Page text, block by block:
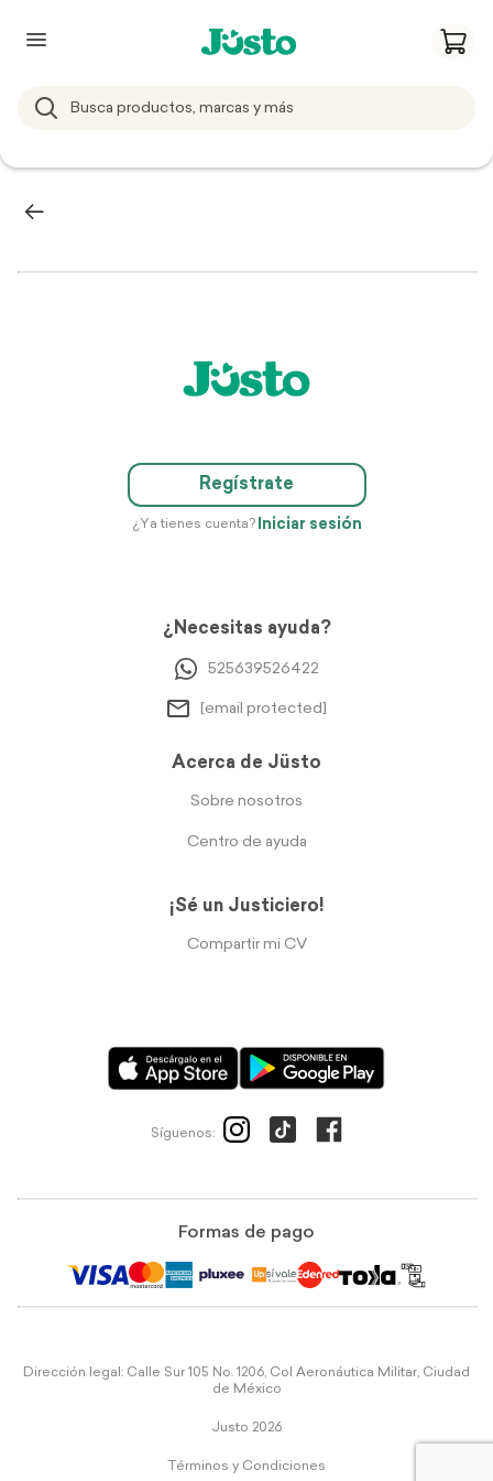
Regístrate
¿Ya tienes cuenta? Iniciar sesión
¿Necesitas ayuda?
525639526422
[email protected]
Acerca de Jüsto
Sobre nosotros
Centro de ayuda
¡Sé un Justiciero!
Compartir mi CV
Síguenos:
Formas de pago
Dirección legal: Calle Sur 105 No. 1206, Col Aeronáutica Militar, Ciudad
de México
Justo 2026
Términos y Condiciones